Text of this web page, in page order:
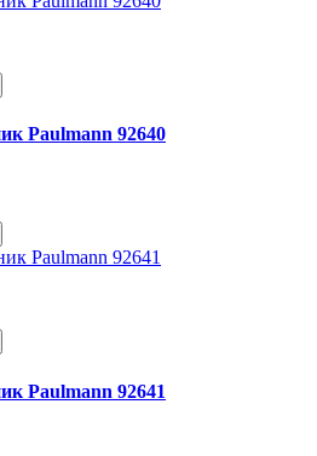
Paulmann 92640
Paulmann 92641